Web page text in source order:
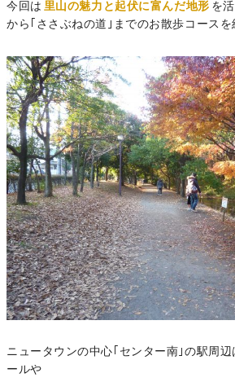
今回は 里山の魅力と起伏に富んだ地形 を
から｢ささぶねの道｣までのお散歩コースを
ニュータウンの中心｢センター南｣の駅周
ールや